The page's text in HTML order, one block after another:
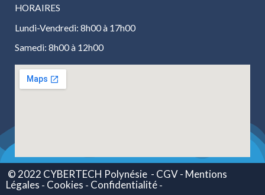
HORAIRES
Lundi-Vendredi: 8h00 à 17h00
Samedi: 8h00 à 12h00
© 2022 CYBERTECH Polynésie - CGV - Mentions
Légales - Cookies - Confidentialité -